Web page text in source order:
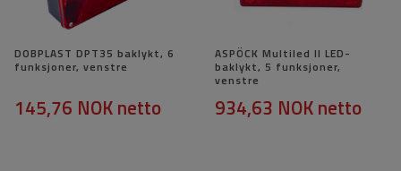
DOBPLAST DPT35 baklykt, 6
funksjoner, venstre
145,76 NOKnetto
ASPÖCK Multiled II LED-
baklykt, 5 funksjoner,
venstre
934,63 NOKnetto